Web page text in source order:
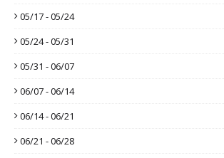
05/17 - 05/24
05/24 - 05/31
05/31 - 06/07
06/07 - 06/14
06/14 - 06/21
06/21 - 06/28